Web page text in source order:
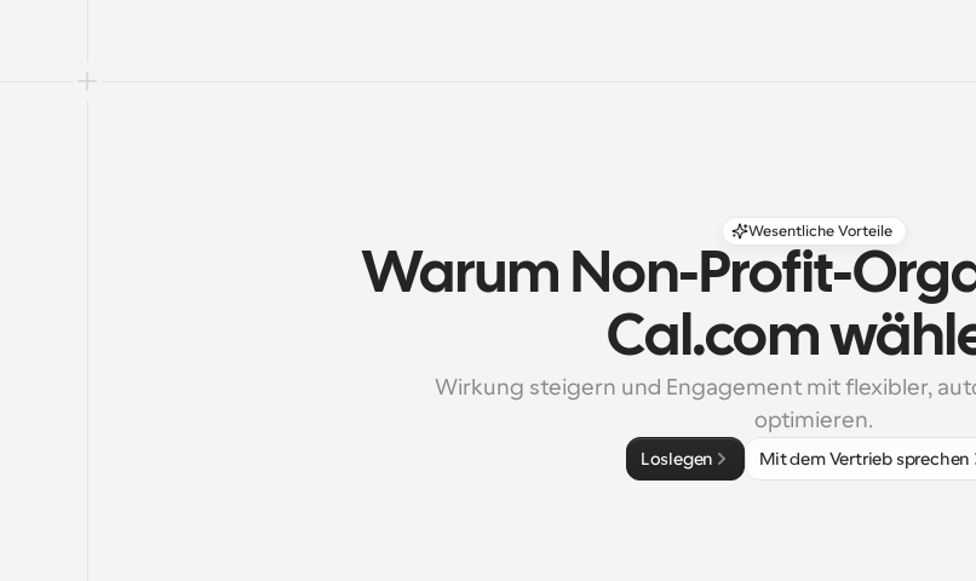
Wesentliche Vorteile
Warum Non-Profit-
Cal.com
Wirkung steigern und Engagement mit flexibler,
optimieren.
Loslegen Mit dem Vertrieb sprechen